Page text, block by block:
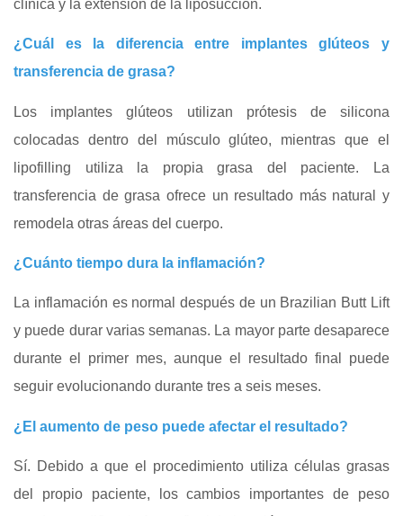
clínica y la extensión de la liposucción.
¿Cuál es la diferencia entre implantes glúteos y
transferencia de grasa?
Los implantes glúteos utilizan prótesis de silicona
colocadas dentro del músculo glúteo, mientras que el
lipofilling utiliza la propia grasa del paciente. La
transferencia de grasa ofrece un resultado más natural y
remodela otras áreas del cuerpo.
¿Cuánto tiempo dura la inflamación?
La inflamación es normal después de un Brazilian Butt Lift
y puede durar varias semanas. La mayor parte desaparece
durante el primer mes, aunque el resultado final puede
seguir evolucionando durante tres a seis meses.
¿El aumento de peso puede afectar el resultado?
Sí. Debido a que el procedimiento utiliza células grasas
del propio paciente, los cambios importantes de peso